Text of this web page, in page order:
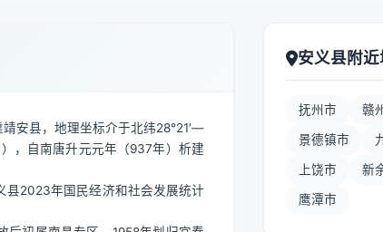
安县，地理坐标介于北纬28°21′—
，自南唐升元元年（937年）析建
县2023年国民经济和社会发展统计
安义县附
抚州市 赣
景德镇市
上饶市 新
鹰潭市